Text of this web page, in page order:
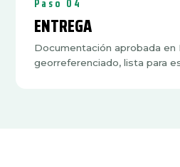
ENTREGA
Documentación aprobada en
georreferenciado, lista para